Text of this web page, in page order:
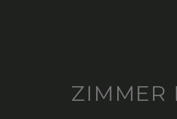
ZIMMER